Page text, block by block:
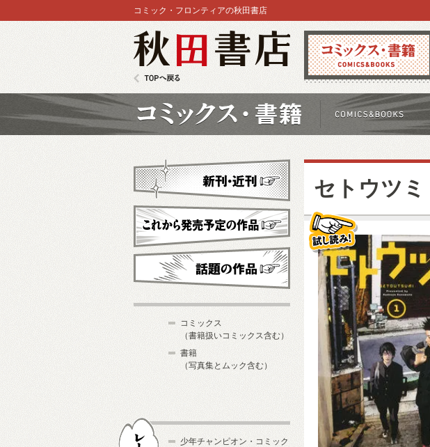
コミックス
コミック・フロンティアの秋田書店
セトウツミ
試し読み！
新刊・近刊
これから発売予定
コミックス
（書籍扱いコミックス含む）
書籍
（写真集とムック含む）
少年チャンピオン・コミック